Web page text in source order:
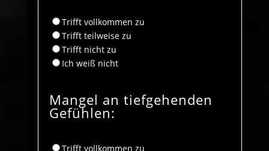
Trifft vollkommen zu
Trifft teilweise zu
Trifft nicht zu
Ich weiß nicht
Mangel an tiefgehenden
Gefühlen:
Trifft vollkommen zu